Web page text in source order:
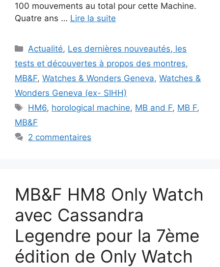
100 mouvements au total pour cette Machine.
Quatre ans … Lire la suite
Catégories
Actualité, Les dernières nouveautés, les
tests et découvertes à propos des montres,
MB&F, Watches & Wonders Geneva, Watches &
Wonders Geneva (ex- SIHH)
Étiquettes
HM6, horological machine, MB and F, MB F,
MB&F
2 commentaires
MB&F HM8 Only Watch
avec Cassandra
Legendre pour la 7ème
édition de Only Watch